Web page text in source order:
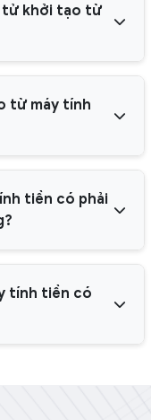
tử khởi tạo từ
từ máy tính
tiền có phải
tính tiền có